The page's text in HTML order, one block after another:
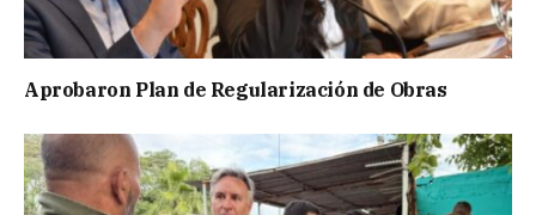
Aprobaron Plan de Regularización de Obras